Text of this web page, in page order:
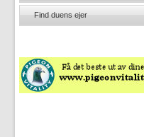
Find duens ejer